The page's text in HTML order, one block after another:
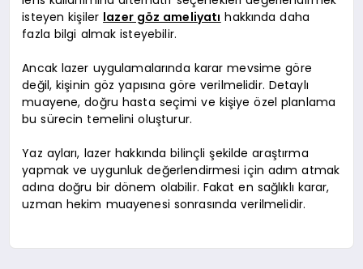
isteyen kişiler lazer göz ameliyatı hakkında daha
fazla bilgi almak isteyebilir.
Ancak lazer uygulamalarında karar mevsime göre
değil, kişinin göz yapısına göre verilmelidir. Detaylı
muayene, doğru hasta seçimi ve kişiye özel planlama
bu sürecin temelini oluşturur.
Yaz ayları, lazer hakkında bilinçli şekilde araştırma
yapmak ve uygunluk değerlendirmesi için adım atmak
adına doğru bir dönem olabilir. Fakat en sağlıklı karar,
uzman hekim muayenesi sonrasında verilmelidir.